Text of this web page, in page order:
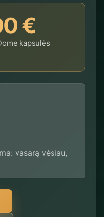
€
kapsulės
vasarą vėsiau,